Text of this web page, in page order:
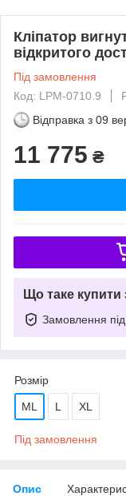
Кліпатор
відкритого
Під замовлення
Код: LPM-0710.9
Відправка з 09
11 775 ₴
Що таке
Замовлення
Розмір
ML L XL
Під замовлення
Опис